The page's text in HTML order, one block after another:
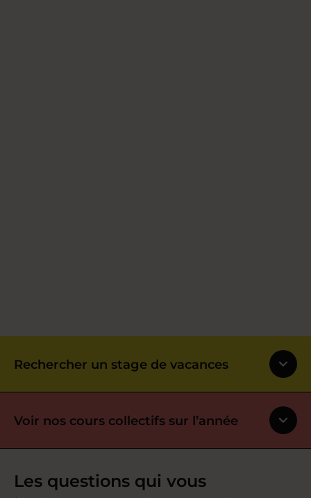
Rechercher un stage de vacances
Voir nos cours collectifs sur l’année
Les questions qui vous